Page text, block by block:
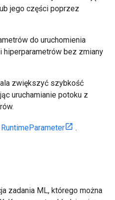
jego części poprzez
do uruchomienia
bez zmiany
zwiększyć szybkość
uruchamianie potoku z
.
zadania ML, którego można